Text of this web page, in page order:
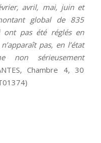
avril, mai, juin et
global de 835
pas été réglés en
pas, en l’état
non sérieusement
Chambre 4, 30